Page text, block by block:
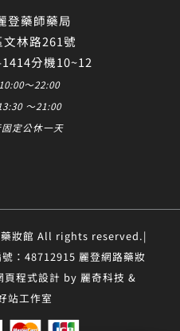
登藥師藥局
林路261號
分機10~12
～22:00
～21:00
定公休一天
妝館 All rights reserved.|
：48712915 麗登網路藥妝
程式設計 by 麗奇科技 &
站工作室